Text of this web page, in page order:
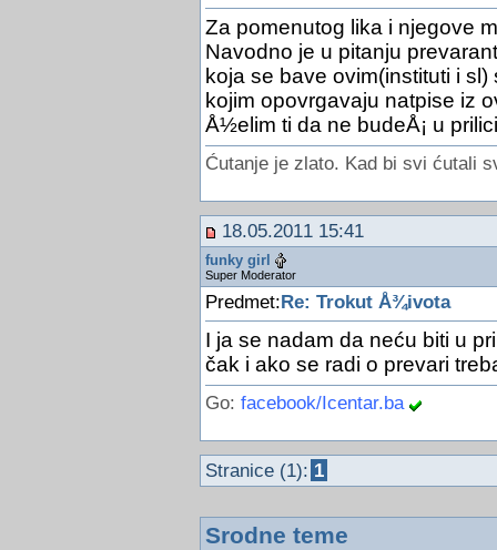
Za pomenutog lika i njegove
Navodno je u pitanju
koja se bave ovim(instituti i
kojim opovrgavaju natpise iz
Å½elim ti da ne budeÅ¡ u
Ćutanje je zlato. Kad bi svi ćutali
18.05.2011 15:41
funky girl
Super Moderator
Predmet: Re: Trokut Å¾ivota
I ja se nadam da neću biti u
čak i ako se radi o prevari
Go: facebook/Icentar.ba
Stranice (1): 1
Srodne teme